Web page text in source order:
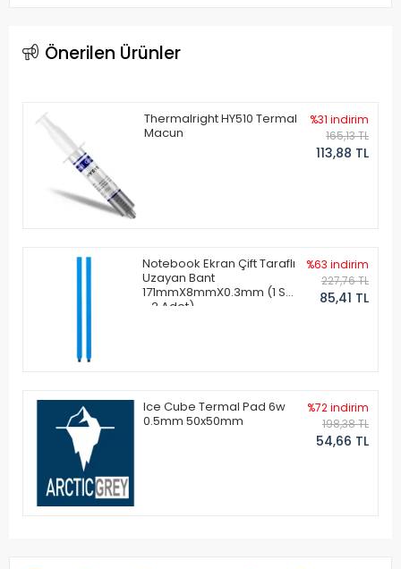
Önerilen Ürünler
Thermalright HY510 Termal
Macun
%31 indirim
165,13 TL
113,88 TL
Notebook Ekran Çift Taraflı
Uzayan Bant
171mmX8mmX0.3mm (1 Set
- 2 Adet)
%63 indirim
227,76 TL
85,41 TL
Ice Cube Termal Pad 6w
0.5mm 50x50mm
%72 indirim
198,38 TL
54,66 TL